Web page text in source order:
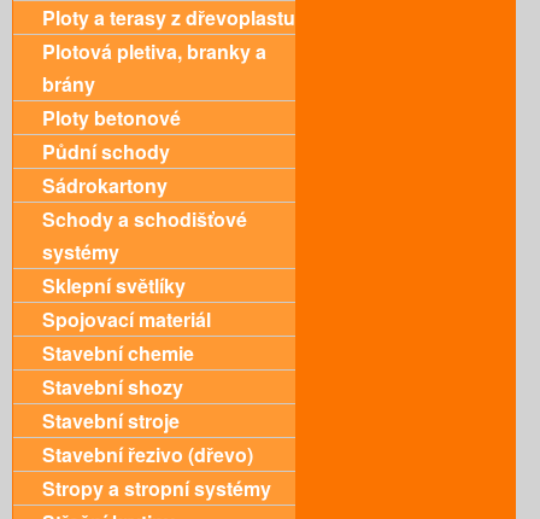
Ploty a terasy z dřevoplastu
Plotová pletiva, branky a
brány
Ploty betonové
Půdní schody
Sádrokartony
Schody a schodišťové
systémy
Sklepní světlíky
Spojovací materiál
Stavební chemie
Stavební shozy
Stavební stroje
Stavební řezivo (dřevo)
Stropy a stropní systémy